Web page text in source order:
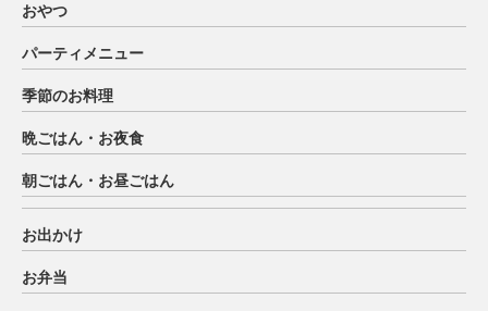
おやつ
パーティメニュー
季節のお料理
晩ごはん・お夜食
朝ごはん・お昼ごはん
お出かけ
お弁当